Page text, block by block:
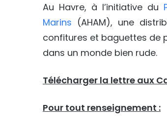
Au Havre, à l’initiative du
Marins (AHAM), une
confitures et baguettes de
dans un monde bien rude.
Télécharger la lettre aux
Pour tout renseignement :